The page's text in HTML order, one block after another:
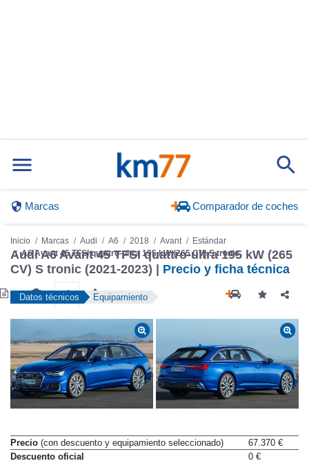
Audi A6 Avant 45 TFSI quattro-ultra 195 kW (265
CV) S tronic (2021-2023) |
Precio y ficha técnica
Precio(con descuento y equipamiento seleccionado)
67.370 €